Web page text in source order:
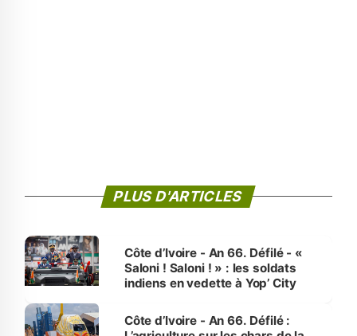
PLUS D'ARTICLES
Côte d’Ivoire - An 66. Défilé - «
Saloni ! Saloni ! » : les soldats
indiens en vedette à Yop’ City
Côte d’Ivoire - An 66. Défilé :